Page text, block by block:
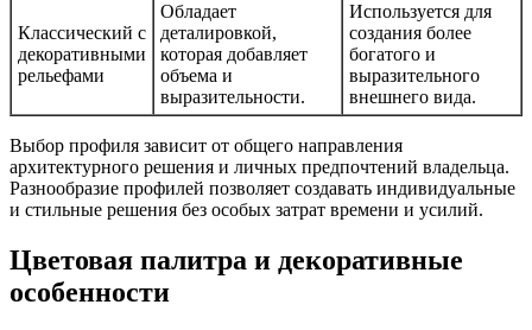
Классический с
декоративными
рельефами
Обладает
деталировкой,
которая добавляет
объема и
выразительности.
Используется для
создания более
богатого и
выразительного
внешнего вида.
Выбор профиля зависит от общего направления
архитектурного решения и личных предпочтений владельца.
Разнообразие профилей позволяет создавать индивидуальные
и стильные решения без особых затрат времени и усилий.
Цветовая палитра и декоративные
особенности